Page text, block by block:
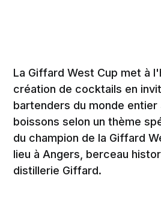
La Giffard West Cup met à
création de cocktails en
bartenders du monde entier
boissons selon un thème
du champion de la Giffard
lieu à Angers, berceau
distillerie Giffard.